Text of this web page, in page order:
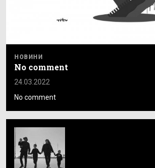
НОВИНИ
No comment
24.03.2022
No comment